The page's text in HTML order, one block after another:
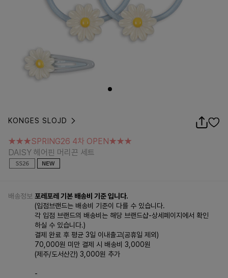
KONGES SLOJD
DAISY 헤어핀 머리끈 세트
★★★SPRING26 4차 OPEN★★★
DAISY 헤어핀 머리끈 세트
배송정보 포레포레 기본 배송비 기준 입니다.
(입점브랜드는 배송비 기준이 다를 수 있습니다.
각 입점 브랜드의 배송비는 해당 브랜드샵-상세페이지에서 확인
하실 수 있습니다.)
결제 완료 후 평균 3일 이내출고(공휴일 제외)
70,000원 미만 결제 시 배송비 3,000원
(제주/도서산간) 3,000원 추가
-